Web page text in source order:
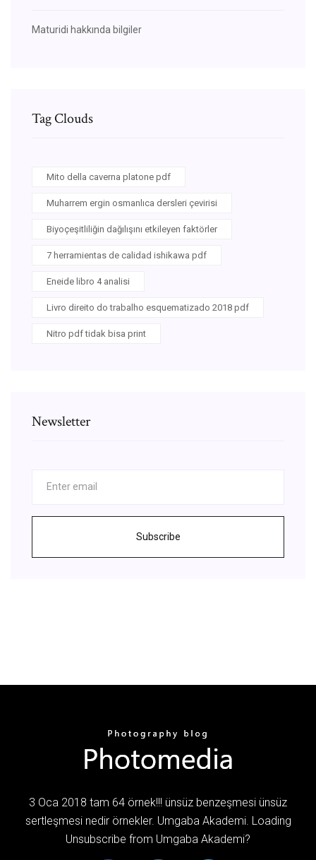
Maturidi hakkında bilgiler
Tag Clouds
Mito della caverna platone pdf
Muharrem ergin osmanlıca dersleri çevirisi
Biyoçeşitliliğin dağılışını etkileyen faktörler
7 herramientas de calidad ishikawa pdf
Eneide libro 4 analisi
Livro direito do trabalho esquematizado 2018 pdf
Nitro pdf tidak bisa print
Newsletter
Subscribe
3 Oca 2018 tam 64 örnek!!! ünsüz benzeşmesi ünsüz
sertleşmesi nedir örnekler. Umgaba Akademi. Loading
Unsubscribe from Umgaba Akademi?